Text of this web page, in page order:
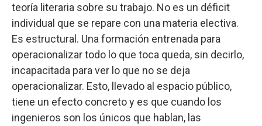
teoría literaria sobre su trabajo. No es un déficit
individual que se repare con una materia electiva.
Es estructural. Una formación entrenada para
operacionalizar todo lo que toca queda, sin decirlo,
incapacitada para ver lo que no se deja
operacionalizar. Esto, llevado al espacio público,
tiene un efecto concreto y es que cuando los
ingenieros son los únicos que hablan, las